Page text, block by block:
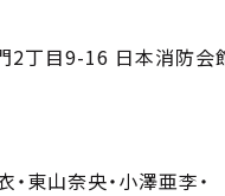
2丁目9-16 日本消防会
東山奈央・小澤亜李・